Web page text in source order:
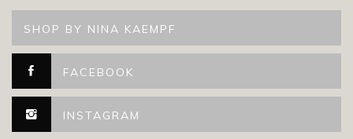
SHOP BY NINA KAEMPF
FACEBOOK
INSTAGRAM